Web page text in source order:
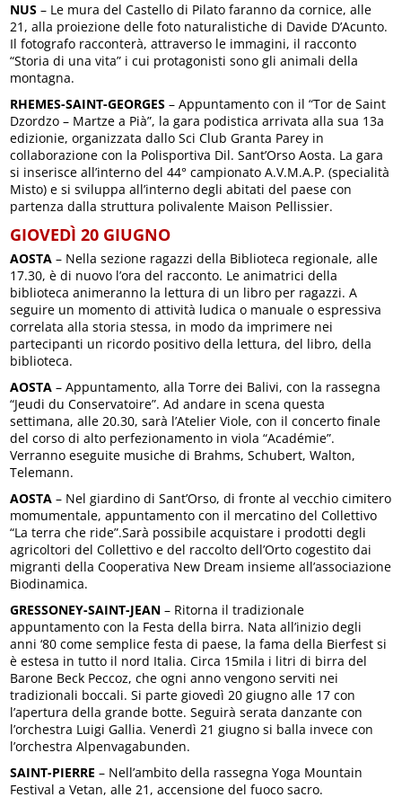
NUS – Le mura del Castello di Pilato faranno da cornice, alle
21, alla proiezione delle foto naturalistiche di Davide D’Acunto.
Il fotografo racconterà, attraverso le immagini, il racconto
“Storia di una vita” i cui protagonisti sono gli animali della
montagna.
RHEMES-SAINT-GEORGES – Appuntamento con il “Tor de Saint
Dzordzo – Martze a Pià”, la gara podistica arrivata alla sua 13a
edizionie, organizzata dallo Sci Club Granta Parey in
collaborazione con la Polisportiva Dil. Sant’Orso Aosta. La gara
si inserisce all’interno del 44° campionato A.V.M.A.P. (specialità
Misto) e si sviluppa all’interno degli abitati del paese con
partenza dalla struttura polivalente Maison Pellissier.
GIOVEDÌ 20 GIUGNO
AOSTA – Nella sezione ragazzi della Biblioteca regionale, alle
17.30, è di nuovo l’ora del racconto. Le animatrici della
biblioteca animeranno la lettura di un libro per ragazzi. A
seguire un momento di attività ludica o manuale o espressiva
correlata alla storia stessa, in modo da imprimere nei
partecipanti un ricordo positivo della lettura, del libro, della
biblioteca.
AOSTA – Appuntamento, alla Torre dei Balivi, con la rassegna
“Jeudi du Conservatoire”. Ad andare in scena questa
settimana, alle 20.30, sarà l’Atelier Viole, con il concerto finale
del corso di alto perfezionamento in viola “Académie”.
Verranno eseguite musiche di Brahms, Schubert, Walton,
Telemann.
AOSTA – Nel giardino di Sant’Orso, di fronte al vecchio cimitero
momumentale, appuntamento con il mercatino del Collettivo
“La terra che ride”.Sarà possibile acquistare i prodotti degli
agricoltori del Collettivo e del raccolto dell’Orto cogestito dai
migranti della Cooperativa New Dream insieme all’associazione
Biodinamica.
GRESSONEY-SAINT-JEAN – Ritorna il tradizionale
appuntamento con la Festa della birra. Nata all’inizio degli
anni ‘80 come semplice festa di paese, la fama della Bierfest si
è estesa in tutto il nord Italia. Circa 15mila i litri di birra del
Barone Beck Peccoz, che ogni anno vengono serviti nei
tradizionali boccali. Si parte giovedì 20 giugno alle 17 con
l’apertura della grande botte. Seguirà serata danzante con
l’orchestra Luigi Gallia. Venerdì 21 giugno si balla invece con
l’orchestra Alpenvagabunden.
SAINT-PIERRE – Nell’ambito della rassegna Yoga Mountain
Festival a Vetan, alle 21, accensione del fuoco sacro.